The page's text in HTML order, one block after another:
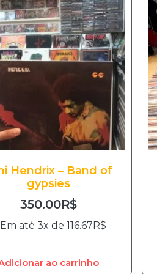
Hendrix – Band of
gypsies
350.00R$
Em até 3x de 116.67R$
ao carrinho